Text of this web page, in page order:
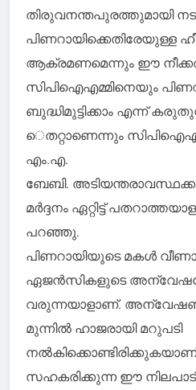
തിരുവനന്തപുരത്തുമായി
പിണറായിക്കെതിരേയുള്ള
ആക്രമണമെന്നും ഈ
സിപിഐഎമ്മിനെയും
ബുദ്ധിമുട്ടിക്കാം എന്ന്
െതറ്റാണെന്നും
എം.എ.
ബേബി.
മര്‍ദ്ദനം ഏറ്റിട്ട്
പറഞ്ഞു.
പിണറായിയുടെ മകള്‍
ഏജന്‍സികളുടെ
വരുന്നയാളാണ്.
മുന്നില്‍ ഹാജരായി മറുപടി
സഹകരിക്കുന്ന ഈ നിലപാട്